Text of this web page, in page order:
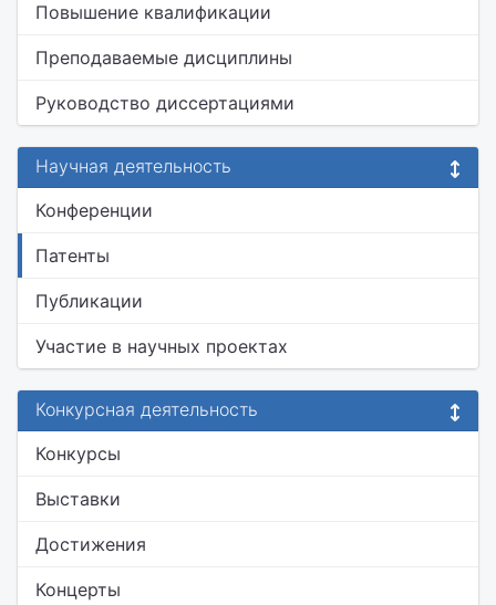
Повышение квалификации
Преподаваемые дисциплины
Руководство диссертациями
Научная деятельность
Конференции
Патенты
Публикации
Участие в научных проектах
Конкурсная деятельность
Конкурсы
Выставки
Достижения
Концерты